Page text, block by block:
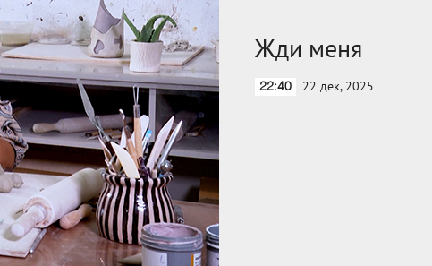
Жди меня
22:40 22 дек, 2025